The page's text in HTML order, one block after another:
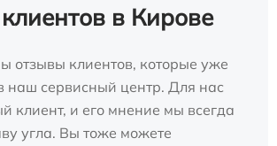
в Кирове
отзывы клиентов, которые уже
наш сервисный центр. Для нас
клиент, и его мнение мы всегда
угла. Вы тоже можете